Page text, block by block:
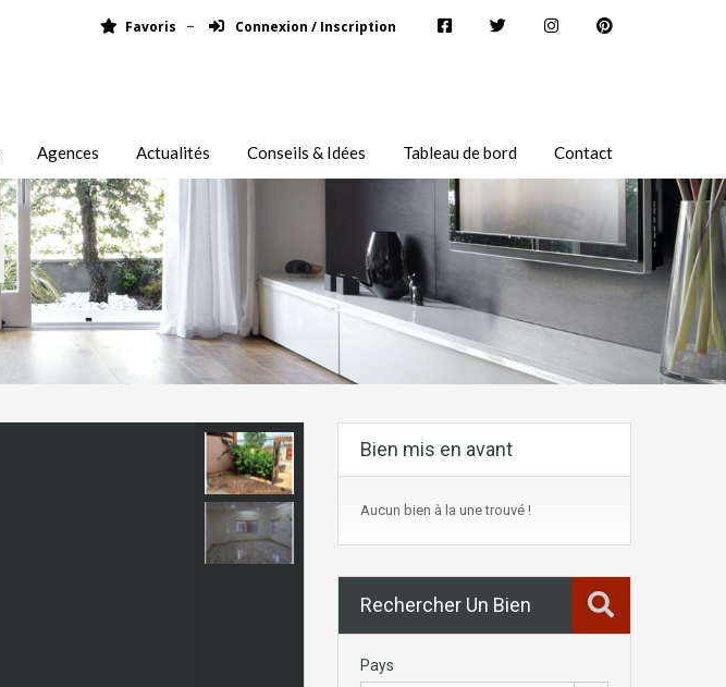
Favoris Connexion / Inscription
Agences Actualités Conseils & Idées Tableau de bord Contact
Bien mis en avant
Aucun bien à la une trouvé !
Rechercher Un Bien
Pays